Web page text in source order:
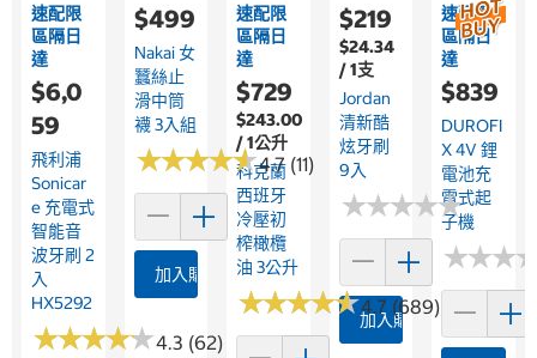
速配限
區隔日
達
$6,0
59
飛利浦
Sonicar
E 充電式
智能音
波牙刷 2
入
HX5292
★★★★★
★★★★★4.3 (62)
$499
Nakai 女
蠶絲止
滑中筒
襪 3入組
★★★★★
★★★★★4.7 (11)
加入購物車
速配限
區隔日
達
$729
$243.00
/ 1公升
科克蘭
西班牙
冷壓初
榨橄欖
油 3公升
★★★★★
★★★★★4.7 (689)
$219
$24.34
/ 1支
Jordan
清新酷
炫牙刷
9入
★★★★★
★★★★★
加入購物車
速配限
區隔日
達
$839
DUROFI
X 4V 鋰
電池充
電式起
子機
★★★
★★★